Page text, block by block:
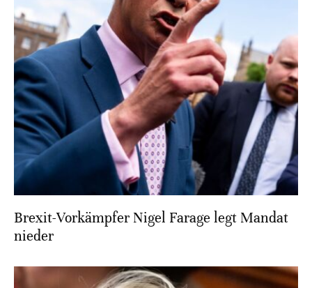
Brexit-Vorkämpfer Nigel Farage legt Mandat
nieder